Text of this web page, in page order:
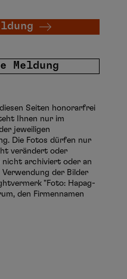
Meldung
Seiten honorarfrei
Ihnen nur im
jeweiligen
Die Fotos dürfen nur
verändert oder
nicht archiviert oder an
der Bilder
"Foto: Hapag-
den Firmennamen